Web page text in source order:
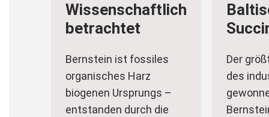
Wissenschaftlich
betrachtet
Bernstein ist fossiles
organisches Harz
biogenen Ursprungs –
entstanden durch die
Der
des